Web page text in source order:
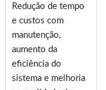
Redução de tempo
e custos com
manutenção,
aumento da
eficiência do
sistema e melhoria